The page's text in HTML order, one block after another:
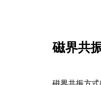
磁界共
磁界共振方